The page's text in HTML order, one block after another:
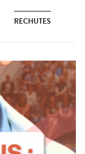
RECHUTES